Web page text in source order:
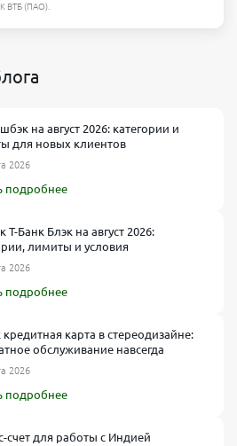
ВТБ (ПАО).
на август 2026: категории и
для новых клиентов
2026
подробнее
Т-Банк Блэк на август 2026:
лимиты и условия
2026
подробнее
кредитная карта в стереодизайне:
обслуживание навсегда
2026
подробнее
счет для работы с Индией